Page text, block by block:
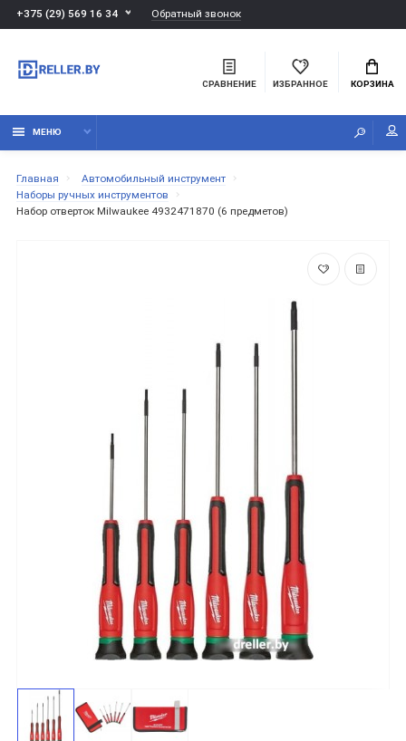
+375 (29) 569 16 34 Обратный звонок
СРАВНЕНИЕ ИЗБРАННОЕ КОРЗИНА
МЕНЮ
Главная
Автомобильный инструмент
Наборы ручных инструментов
Набор отверток Milwaukee 4932471870 (6 предметов)